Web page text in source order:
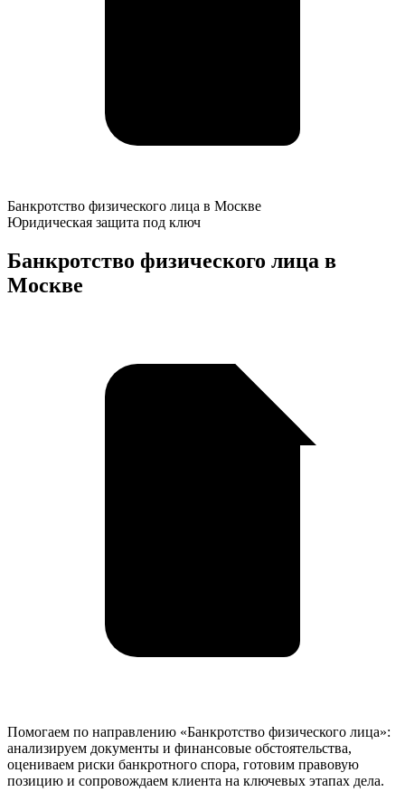
Банкротство
физического
в
Москве
Банкротство физического лица в Москве
Юридическая защита под ключ
Банкротство физического лица в
Москве
Помогаем по направлению «Банкротство физического лица»:
анализируем документы и финансовые обстоятельства,
оцениваем риски банкротного спора, готовим правовую
позицию и сопровождаем клиента на ключевых этапах дела.